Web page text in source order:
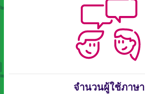
จำนวนผู้ใช้ภาษา